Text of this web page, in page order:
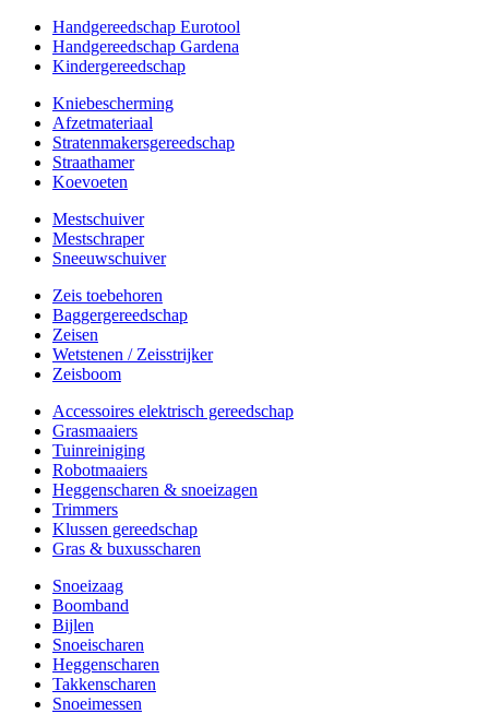
Handgereedschap Eurotool
Handgereedschap Gardena
Kindergereedschap
Kniebescherming
Afzetmateriaal
Stratenmakersgereedschap
Straathamer
Koevoeten
Mestschuiver
Mestschraper
Sneeuwschuiver
Zeis toebehoren
Baggergereedschap
Zeisen
Wetstenen / Zeisstrijker
Zeisboom
Accessoires elektrisch gereedschap
Grasmaaiers
Tuinreiniging
Robotmaaiers
Heggenscharen & snoeizagen
Trimmers
Klussen gereedschap
Gras & buxusscharen
Snoeizaag
Boomband
Bijlen
Snoeischaren
Heggenscharen
Takkenscharen
Snoeimessen